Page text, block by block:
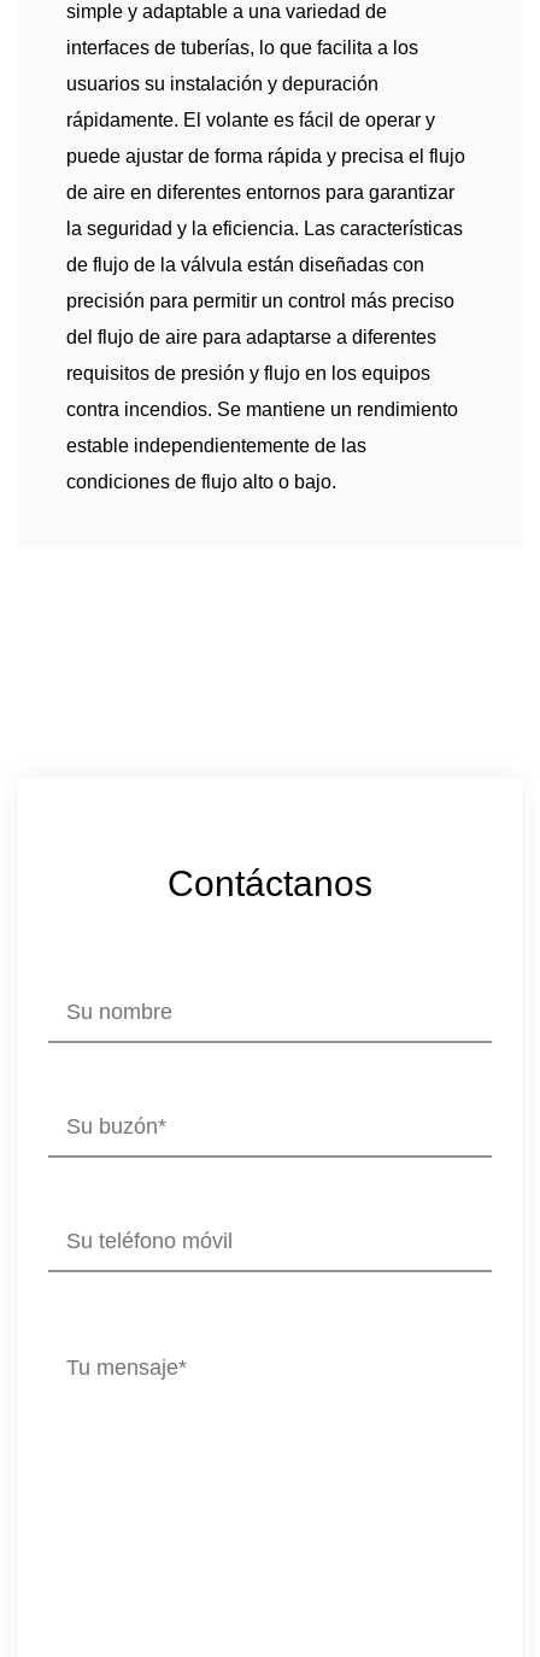
simple y adaptable a una variedad de
interfaces de tuberías, lo que facilita a los
usuarios su instalación y depuración
rápidamente. El volante es fácil de operar y
puede ajustar de forma rápida y precisa el flujo
de aire en diferentes entornos para garantizar
la seguridad y la eficiencia. Las características
de flujo de la válvula están diseñadas con
precisión para permitir un control más preciso
del flujo de aire para adaptarse a diferentes
requisitos de presión y flujo en los equipos
contra incendios. Se mantiene un rendimiento
estable independientemente de las
condiciones de flujo alto o bajo.
Contáctanos